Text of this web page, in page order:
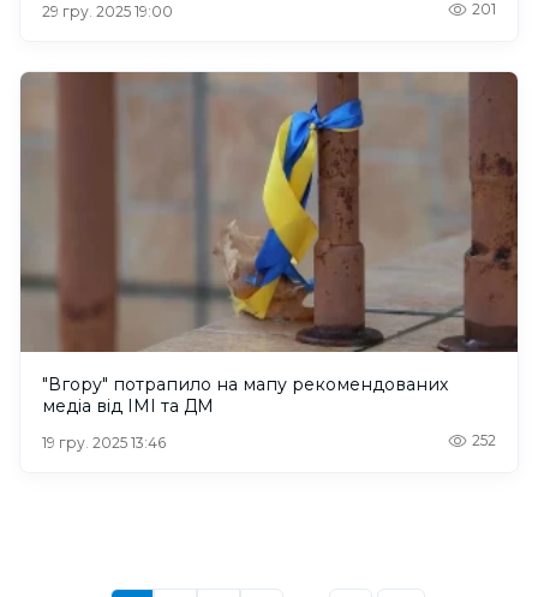
29 гру. 2025 19:00 201
"Вгору" потрапило на мапу рекомендованих
медіа від ІМІ та ДМ
19 гру. 2025 13:46 252